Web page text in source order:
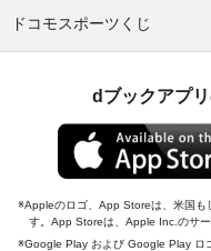
ドコモスポーツくじ
dブックアプ
Appleのロゴ、App Storeは、米国も
す。App Storeは、Apple Inc.のサー
Google Play および Google Play ロ